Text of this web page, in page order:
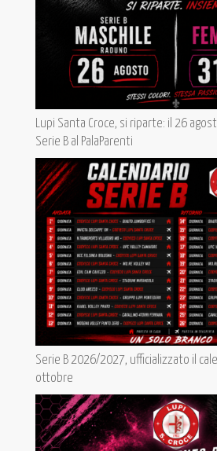
Lupi Santa Croce, si riparte: il 26
Serie B al PalaParenti
Serie B 2026/2027, ufficializzato il
ottobre